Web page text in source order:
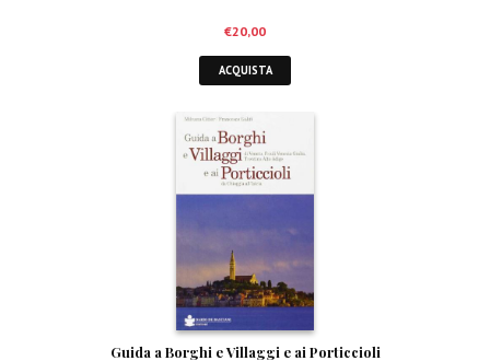
€20,00
ACQUISTA
Guida a Borghi e Villaggi e ai Porticcioli